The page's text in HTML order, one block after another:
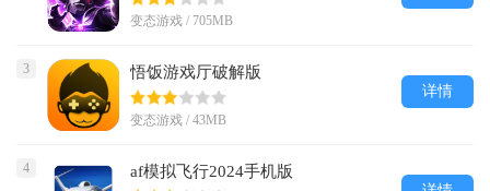
变态游戏 / 705MB
3 悟饭游戏厅破解版
变态游戏 / 43MB
详情
4 af模拟飞行2024手机版